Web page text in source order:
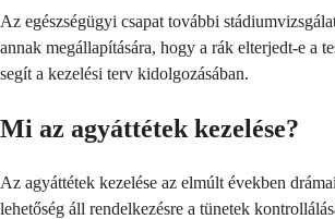
Az egészségügyi csapat további
annak megállapítására, hogy a rák elterjedt-e a
segít a kezelési terv kidolgozásában.
Mi az agyáttétek kezelése?
Az agyáttétek kezelése az elmúlt években
lehetőség áll rendelkezésre a tünetek